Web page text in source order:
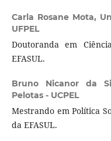
Carla Rosane Mota,
UFPEL
Doutoranda em
EFASUL.
Bruno Nicanor da
Pelotas - UCPEL
Mestrando em Política
da EFASUL.